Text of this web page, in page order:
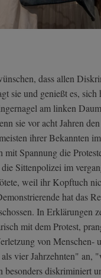
dass allen
sie und genießt es, sich
am linken
sie vor acht Jahren
ihrer Bekannten
mit Spannung die
Sittenpolizei im
weil ihr Kopftuch
hat das
In Erklärungen
mit dem Protest,
von Menschen-
vier Jahrzehnten" an,
besonders diskriminiert